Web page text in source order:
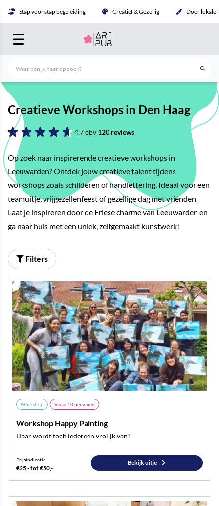
Stap voor stap begeleiding Creatief & Gezellig Door lokale
Creatieve Workshops in Den Haag
4.7 obv 120 reviews
Op zoek naar inspirerende creatieve workshops in
Leeuwarden? Ontdek jouw creatieve talent tijdens
workshops zoals schilderen of handlettering. Ideaal voor een
teamuitje, vrijgezellenfeest of gezellige dag met vrienden.
Laat je inspireren door de Friese charme van Leeuwarden en
ga naar huis met een uniek, zelfgemaakt kunstwerk!
Filters
Workshop Vanaf10personen
Workshop Happy Painting
Daar wordt toch iedereen vrolijk van?
Prijsindicatie
€25,- tot €50,-
Bekijk uitje